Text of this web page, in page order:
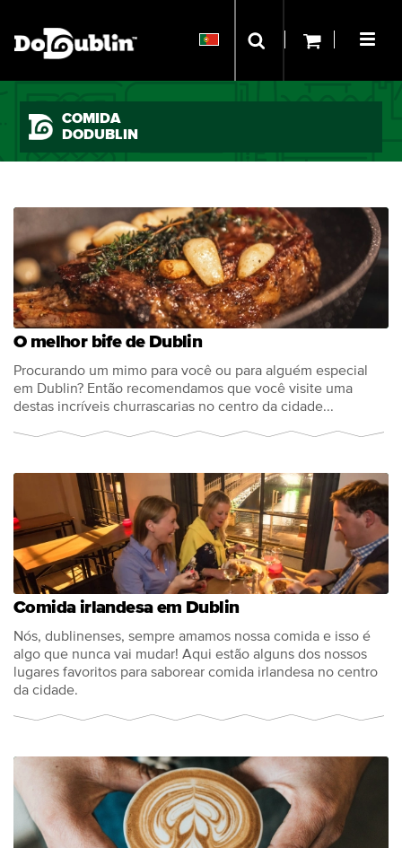
COMIDA
DODUBLIN
O melhor bife de Dublin
Procurando um mimo para você ou para alguém especial
em Dublin? Então recomendamos que você visite uma
destas incríveis churrascarias no centro da cidade...
Comida irlandesa em Dublin
Nós, dublinenses, sempre amamos nossa comida e isso é
algo que nunca vai mudar! Aqui estão alguns dos nossos
lugares favoritos para saborear comida irlandesa no centro
da cidade.